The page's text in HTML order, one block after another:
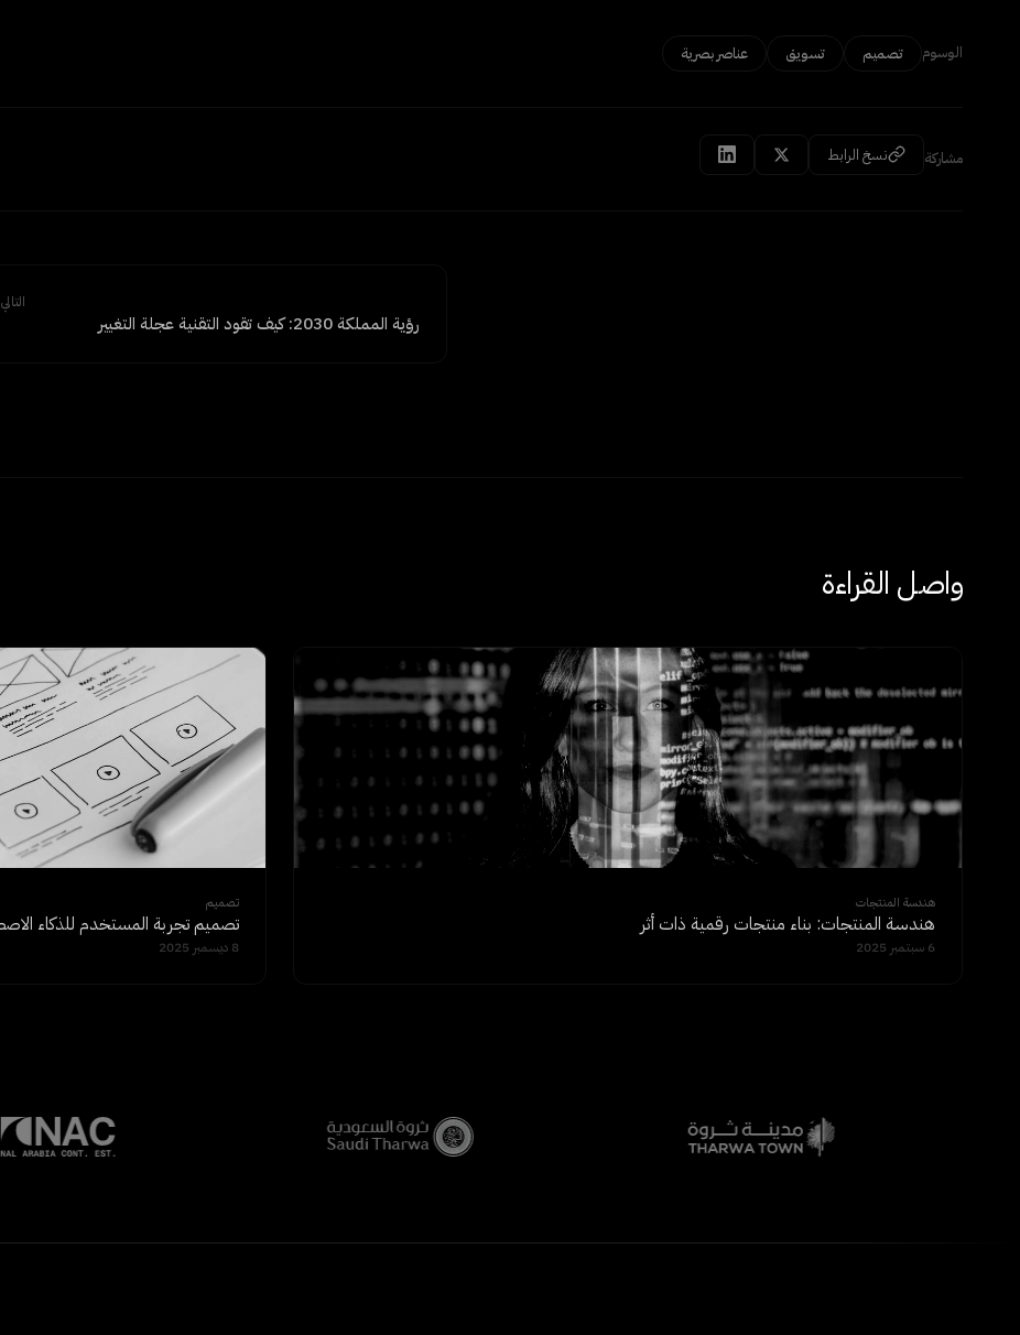
الوسوم تصميم تسويق عناصر بصرية
مشاركة نسخ الرابط
التالي
رؤية المملكة 2030: كيف تقود التقنية عجلة التغيير
واصل القراءة
هندسة المنتجات
هندسة المنتجات: بناء منتجات رقمية ذات أثر
6 سبتمبر 2025
تصميم
تصميم تجربة المستخدم للذكاء
8 ديسمبر 2025